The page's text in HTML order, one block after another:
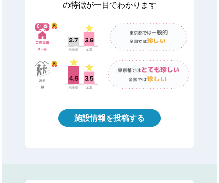
の特徴が一目でわかります
施設情報を投稿する